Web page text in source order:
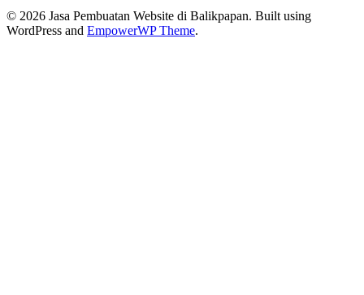
© 2026 Jasa Pembuatan Website di Balikpapan. Built using
WordPress and EmpowerWP Theme.